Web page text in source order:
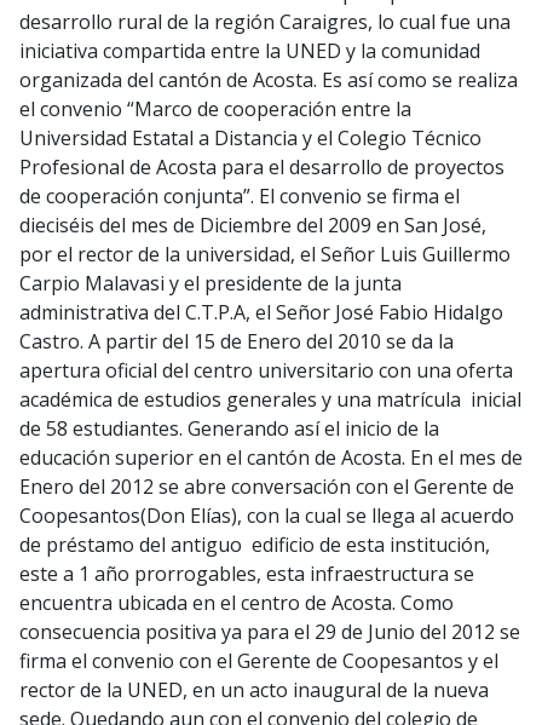
desarrollo rural de la región Caraigres, lo cual fue una
iniciativa compartida entre la UNED y la comunidad
organizada del cantón de Acosta. Es así como se realiza
el convenio “Marco de cooperación entre la
Universidad Estatal a Distancia y el Colegio Técnico
Profesional de Acosta para el desarrollo de proyectos
de cooperación conjunta”. El convenio se firma el
dieciséis del mes de Diciembre del 2009 en San José,
por el rector de la universidad, el Señor Luis Guillermo
Carpio Malavasi y el presidente de la junta
administrativa del C.T.P.A, el Señor José Fabio Hidalgo
Castro. A partir del 15 de Enero del 2010 se da la
apertura oficial del centro universitario con una oferta
académica de estudios generales y una matrícula inicial
de 58 estudiantes. Generando así el inicio de la
educación superior en el cantón de Acosta. En el mes de
Enero del 2012 se abre conversación con el Gerente de
Coopesantos(Don Elías), con la cual se llega al acuerdo
de préstamo del antiguo edificio de esta institución,
este a 1 año prorrogables, esta infraestructura se
encuentra ubicada en el centro de Acosta. Como
consecuencia positiva ya para el 29 de Junio del 2012 se
firma el convenio con el Gerente de Coopesantos y el
rector de la UNED, en un acto inaugural de la nueva
sede. Quedando aun con el convenio del colegio de